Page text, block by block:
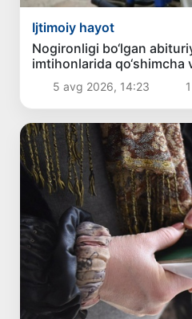
Ijtimoiy hayot
Nogironligi bo‘lgan
imtihonlarida qo‘shimcha
5 avg 2026, 14:23